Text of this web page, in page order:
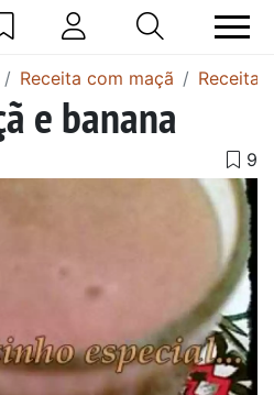
Receita com maçã
e banana